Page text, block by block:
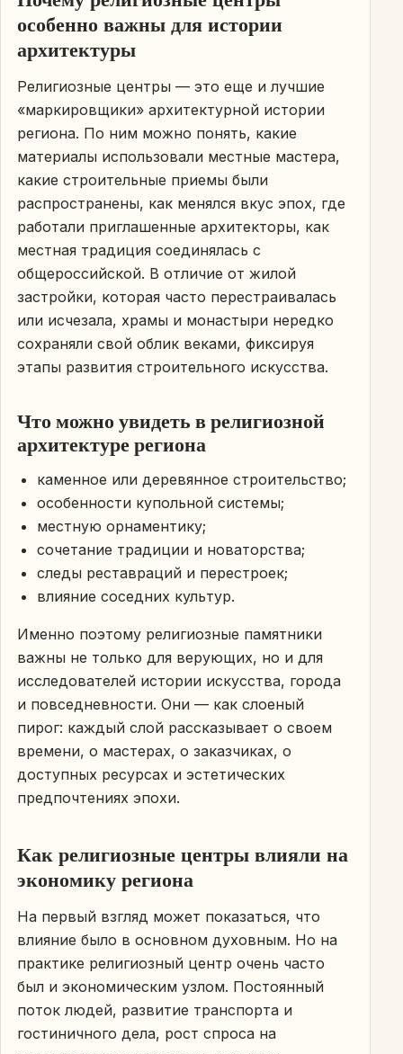
особенно важны для истории
архитектуры
Религиозные центры — это еще и лучшие
«маркировщики» архитектурной истории
региона. По ним можно понять, какие
материалы использовали местные мастера,
какие строительные приемы были
распространены, как менялся вкус эпох, где
работали приглашенные архитекторы, как
местная традиция соединялась с
общероссийской. В отличие от жилой
застройки, которая часто перестраивалась
или исчезала, храмы и монастыри нередко
сохраняли свой облик веками, фиксируя
этапы развития строительного искусства.
Что можно увидеть в религиозной
архитектуре региона
каменное или деревянное строительство;
особенности купольной системы;
местную орнаментику;
сочетание традиции и новаторства;
следы реставраций и перестроек;
влияние соседних культур.
Именно поэтому религиозные памятники
важны не только для верующих, но и для
исследователей истории искусства, города
и повседневности. Они — как слоеный
пирог: каждый слой рассказывает о своем
времени, о мастерах, о заказчиках, о
доступных ресурсах и эстетических
предпочтениях эпохи.
Как религиозные центры влияли на
экономику региона
На первый взгляд может показаться, что
влияние было в основном духовным. Но на
практике религиозный центр очень часто
был и экономическим узлом. Постоянный
поток людей, развитие транспорта и
гостиничного дела, рост спроса на